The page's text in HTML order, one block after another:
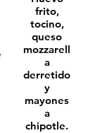
frito,
tocino,
queso
mozzarell
a
derretido
y
mayones
a
chipotle.